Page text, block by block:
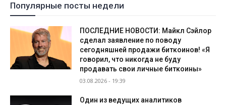
Популярные посты недели
ПОСЛЕДНИЕ НОВОСТИ: Майкл Сэйлор
сделал заявление по поводу
сегодняшней продажи биткоинов! «Я
говорил, что никогда не буду
продавать свои личные биткоины»
03.08.2026 - 19:39
Один из ведущих аналитиков